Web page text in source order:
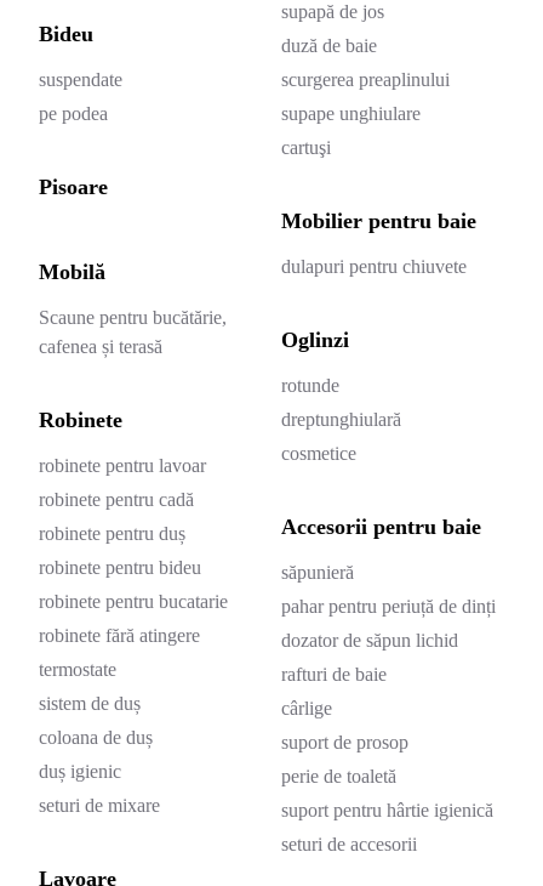
Bideu
suspendate
pe podea
Pisoare
Mobilă
Scaune pentru bucătărie,
cafenea și terasă
Robinete
robinete pentru lavoar
robinete pentru cadă
robinete pentru duș
robinete pentru bideu
robinete pentru bucatarie
robinete fără atingere
termostate
sistem de duș
coloana de duș
duș igienic
seturi de mixare
Lavoare
supapă de jos
duză de baie
scurgerea preaplinului
supape unghiulare
cartuşi
Mobilier pentru baie
dulapuri pentru chiuvete
Oglinzi
rotunde
dreptunghiulară
cosmetice
Accesorii pentru baie
săpunieră
pahar pentru periuță de dinți
dozator de săpun lichid
rafturi de baie
cârlige
suport de prosop
perie de toaletă
suport pentru hârtie igienică
seturi de accesorii